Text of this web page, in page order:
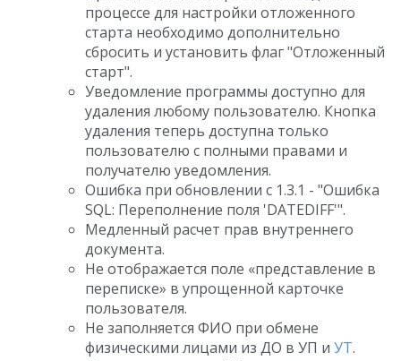
процессе для настройки отложенного
старта необходимо дополнительно
сбросить и установить флаг "Отложенный
старт".
Уведомление программы доступно для
удаления любому пользователю. Кнопка
удаления теперь доступна только
пользователю с полными правами и
получателю уведомления.
Ошибка при обновлении с 1.3.1 - "Ошибка
SQL: Переполнение поля 'DATEDIFF'".
Медленный расчет прав внутреннего
документа.
Не отображается поле «представление в
переписке» в упрощенной карточке
пользователя.
Не заполняется ФИО при обмене
физическими лицами из ДО в УП и УТ.